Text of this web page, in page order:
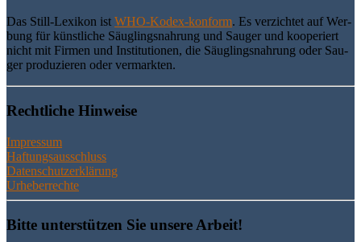
Das Still-Lexi­kon ist WHO-Kodex-kon­form. Es ver­zich­tet auf Wer­
bung für künst­li­che Säug­lings­nah­rung und Sau­ger und koope­riert
nicht mit Fir­men und Insti­tu­tio­nen, die Säug­lings­nah­rung oder Sau­
ger pro­du­zie­ren oder vermarkten.
Recht­li­che Hinweise
Impressum
Haftungsausschluss
Datenschutzerklärung
Urheberrechte
Bit­te unter­stüt­zen Sie unse­re Arbeit!